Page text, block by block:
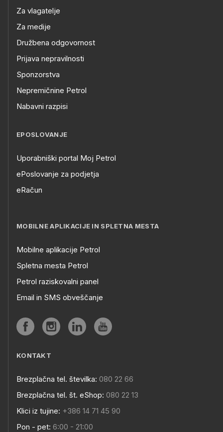
Za vlagatelje
Za medije
Družbena odgovornost
Prijava nepravilnosti
Sponzorstva
Nepremičnine Petrol
Nabavni razpisi
EPOSLOVANJE
Uporabniški portal Moj Petrol
ePoslovanje za podjetja
eRačun
MOBILNE APLIKACIJE IN SPLETNA MESTA
Mobilne aplikacije Petrol
Spletna mesta Petrol
Petrol raziskovalni panel
Email in SMS obveščanje
KONTAKT
Brezplačna tel. številka: 080 22 66
Brezplačna tel. št. eShop: 080 22 13
Klici iz tujine: +386 14 71 45 90
Pon - pet: 6:00 - 21:00